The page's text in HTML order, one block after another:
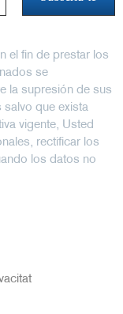
el fin de prestar los
se
la supresión de sus
que exista
vigente, Usted
rectificar los
los datos no